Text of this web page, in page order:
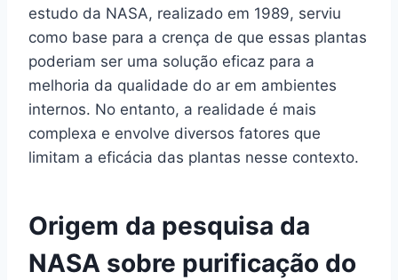
estudo da NASA, realizado em 1989, serviu
como base para a crença de que essas plantas
poderiam ser uma solução eficaz para a
melhoria da qualidade do ar em ambientes
internos. No entanto, a realidade é mais
complexa e envolve diversos fatores que
limitam a eficácia das plantas nesse contexto.
Origem da pesquisa da
NASA sobre purificação do